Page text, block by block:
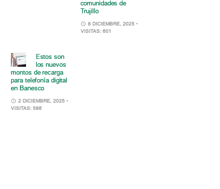
comunidades de
Trujillo
8 DICIEMBRE, 2025 •
VISITAS: 601
Estos son
los nuevos
montos de recarga
para telefonía digital
en Banesco
2 DICIEMBRE, 2025 •
VISITAS: 586